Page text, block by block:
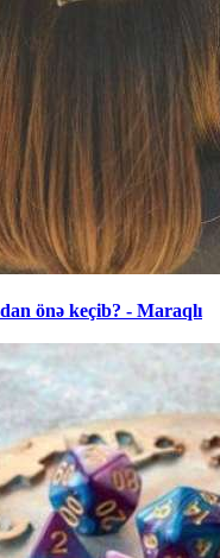
önə keçib? - Maraqlı